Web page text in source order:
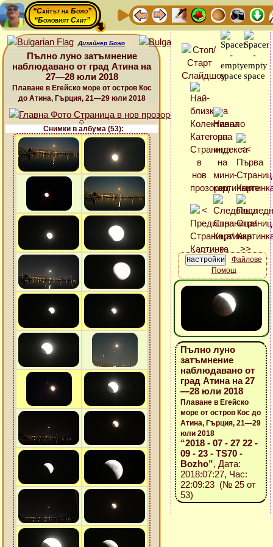
“Сайтът на Божо”
“Божовият Сайт”
Дизайнер Божо
Пълно луно затъмнение
наблюдавано от град Атина на
27—28 юли 2018
Плаване в Егейско море от остров Кос
до Атина, Гърция, 21—29 юли 2018
Снимки в албума (53):
Файлове
Помощ
Пълно луно
затъмнение
наблюдавано от
град Атина на 27
—28 юли 2018
Плаване в Егейско
море от остров Кос до
Атина, Гърция, 21—29
юли 2018
“2018 - 07 - 27 22 -
09 - 23 - TS70 -
Bozho”, Дата:
2018:07:27, Час:
22:09:23 (№ 25 от
53)